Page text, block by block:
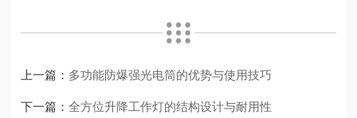
上一篇： 多功能防爆强光电筒的优势与使用技巧
下一篇：全方位升降工作灯的结构设计与耐用性